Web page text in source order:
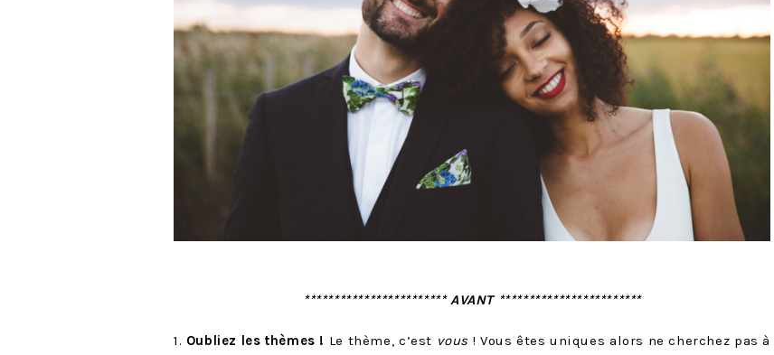
************************ AVANT ************************
1. Oubliez les thèmes ! Le thème, c’est vous ! Vous êtes uniques alors ne cherchez pas à